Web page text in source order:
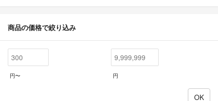
商品の価格で絞り込み
円〜 円